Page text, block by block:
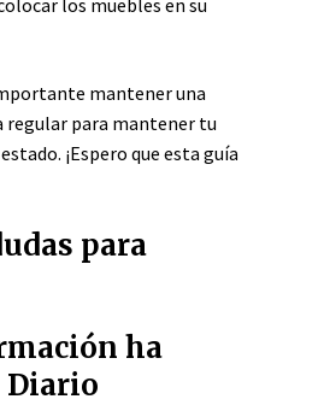
los muebles en su
mantener una
regular para mantener tu
¡Espero que esta guía
para
ha
Diario